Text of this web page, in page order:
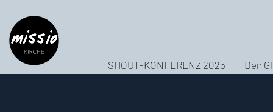
Den
SHOUT-KONFERENZ 2025